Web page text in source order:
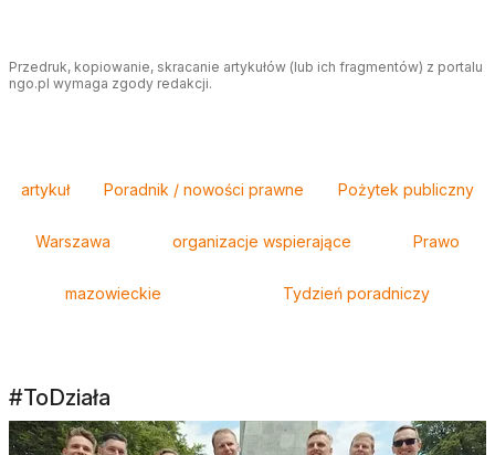
Przedruk, kopiowanie, skracanie artykułów (lub ich fragmentów) z portalu
ngo.pl wymaga zgody redakcji.
artykuł Poradnik / nowości prawne Pożytek publiczny
Warszawa organizacje wspierające Prawo
mazowieckie Tydzień poradniczy
#ToDziała